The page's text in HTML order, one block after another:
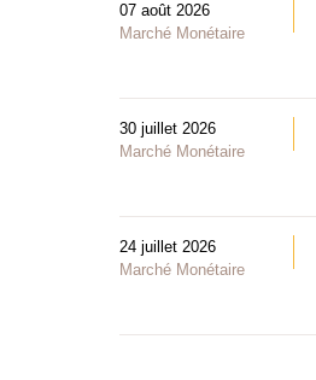
07 août 2026
Marché Monétaire
30 juillet 2026
Marché Monétaire
24 juillet 2026
Marché Monétaire